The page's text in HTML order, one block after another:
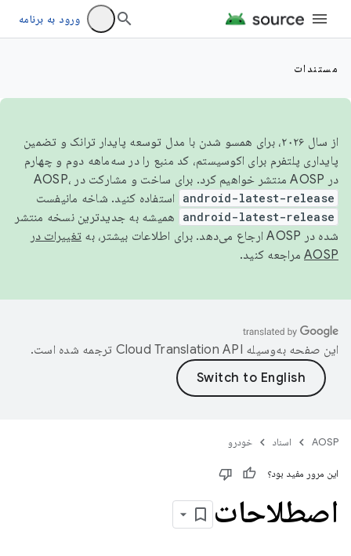
ورود به برنامه
مستندات
از سال ۲۰۲۶، برای همسو شدن با مدل توسعه پایدار ترانک و تضمین
پایداری پلتفرم برای اکوسیستم، کد منبع را در سه‌ماهه دوم و چهارم
در AOSP منتشر خواهیم کرد. برای ساخت و مشارکت در AOSP،
android-latest-release استفاده کنید. شاخه مانیفست
android-latest-release
همیشه به جدیدترین نسخه منتشر
شده در AOSP ارجاع می‌دهد. برای اطلاعات بیشتر، به
تغییرات در
AOSP مراجعه کنید.
این صفحه به‌وسیله ترجمه شده است.
AOSP اسناد خودرو
این مرور مفید بود؟
اصطلاحات